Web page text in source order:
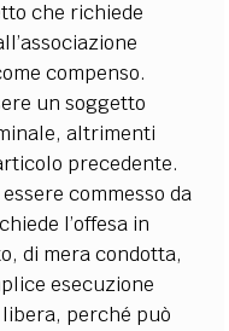
che richiede
compenso.
un soggetto
altrimenti
precedente.
commesso da
l’offesa in
di mera condotta,
esecuzione
perché può